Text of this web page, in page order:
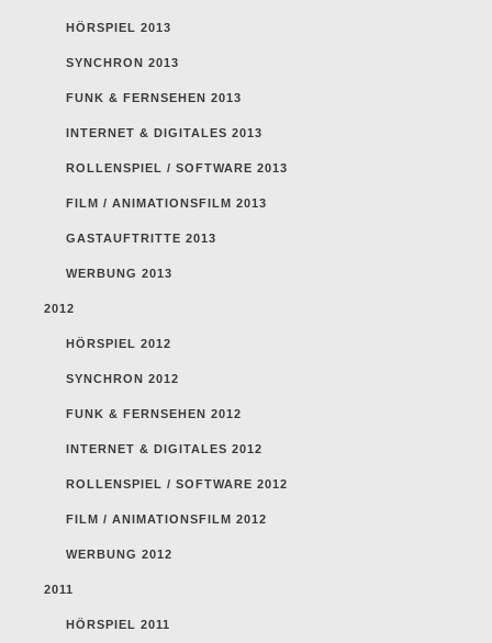
HÖRSPIEL 2013
SYNCHRON 2013
FUNK & FERNSEHEN 2013
INTERNET & DIGITALES 2013
ROLLENSPIEL / SOFTWARE 2013
FILM / ANIMATIONSFILM 2013
GASTAUFTRITTE 2013
WERBUNG 2013
2012
HÖRSPIEL 2012
SYNCHRON 2012
FUNK & FERNSEHEN 2012
INTERNET & DIGITALES 2012
ROLLENSPIEL / SOFTWARE 2012
FILM / ANIMATIONSFILM 2012
WERBUNG 2012
2011
HÖRSPIEL 2011